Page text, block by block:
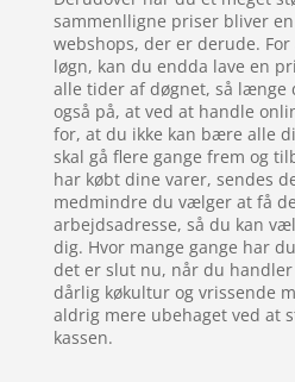
sammenlligne priser bliver
webshops, der er derude.
løgn, kan du endda lave en
alle tider af døgnet, så længe
også på, at ved at handle
for, at du ikke kan bære alle
skal gå flere gange frem og
har købt dine varer, sendes
medmindre du vælger at få
arbejdsadresse, så du kan
dig. Hvor mange gange har
det er slut nu, når du
dårlig køkultur og vrissende
aldrig mere ubehaget ved at
kassen.